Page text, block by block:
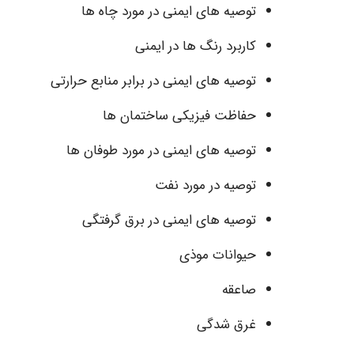
توصیه های ایمنی در مورد چاه ها
کاربرد رنگ ها در ایمنی
توصیه های ایمنی در برابر منابع حرارتی
حفاظت فیزیکی ساختمان ها
توصیه های ایمنی در مورد طوفان ها
توصیه در مورد نفت
توصیه های ایمنی در برق گرفتگی
حیوانات موذی
صاعقه
غرق شدگی